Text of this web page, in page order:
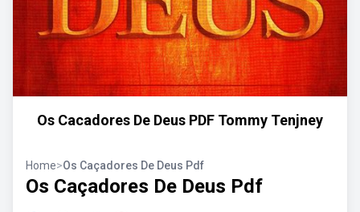
Os Cacadores De Deus PDF Tommy Tenjney
Home>Os Caçadores De Deus Pdf
Os Caçadores De Deus Pdf